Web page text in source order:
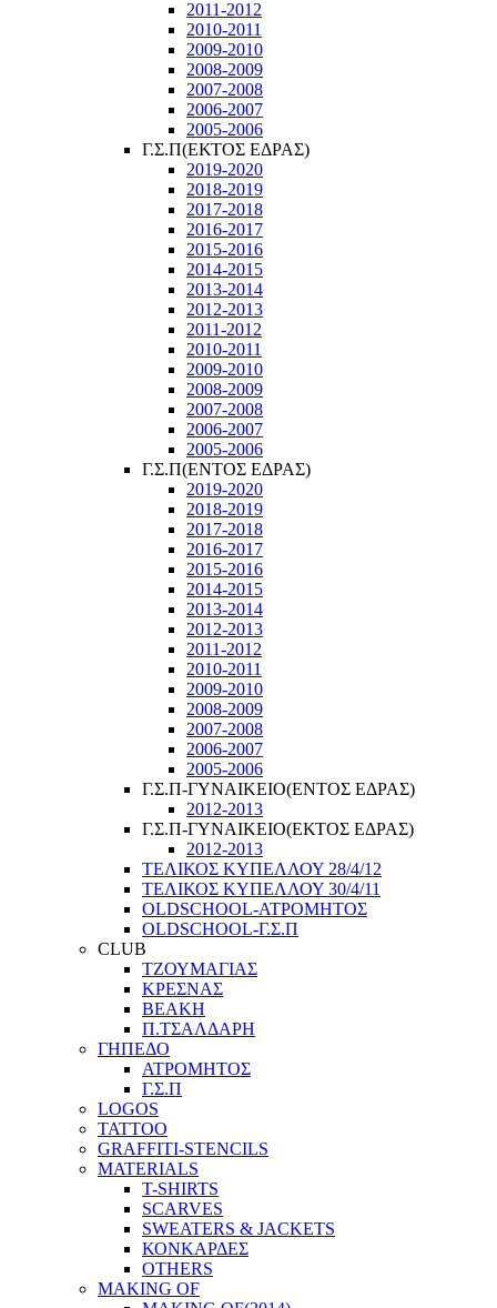
2011-2012
2010-2011
2009-2010
2008-2009
2007-2008
2006-2007
2005-2006
Γ.Σ.Π(ΕΚΤΟΣ ΕΔΡΑΣ)
2019-2020
2018-2019
2017-2018
2016-2017
2015-2016
2014-2015
2013-2014
2012-2013
2011-2012
2010-2011
2009-2010
2008-2009
2007-2008
2006-2007
2005-2006
Γ.Σ.Π(ΕΝΤΟΣ ΕΔΡΑΣ)
2019-2020
2018-2019
2017-2018
2016-2017
2015-2016
2014-2015
2013-2014
2012-2013
2011-2012
2010-2011
2009-2010
2008-2009
2007-2008
2006-2007
2005-2006
Γ.Σ.Π-ΓΥΝΑΙΚΕΙΟ(ΕΝΤΟΣ ΕΔΡΑΣ)
2012-2013
Γ.Σ.Π-ΓΥΝΑΙΚΕΙΟ(ΕΚΤΟΣ ΕΔΡΑΣ)
2012-2013
ΤΕΛΙΚΟΣ ΚΥΠΕΛΛΟΥ 28/4/12
ΤΕΛΙΚΟΣ ΚΥΠΕΛΛΟΥ 30/4/11
OLDSCHOOL-ΑΤΡΟΜΗΤΟΣ
OLDSCHOOL-Γ.Σ.Π
CLUB
ΤΖΟΥΜΑΓΙΑΣ
ΚΡΕΣΝΑΣ
ΒΕΑΚΗ
Π.ΤΣΑΛΔΑΡΗ
ΓΗΠΕΔΟ
ΑΤΡΟΜΗΤΟΣ
Γ.Σ.Π
LOGOS
TATTOO
GRAFFITI-STENCILS
MATERIALS
T-SHIRTS
SCARVES
SWEATERS & JACKETS
ΚΟΝΚΑΡΔΕΣ
OTHERS
MAKING OF